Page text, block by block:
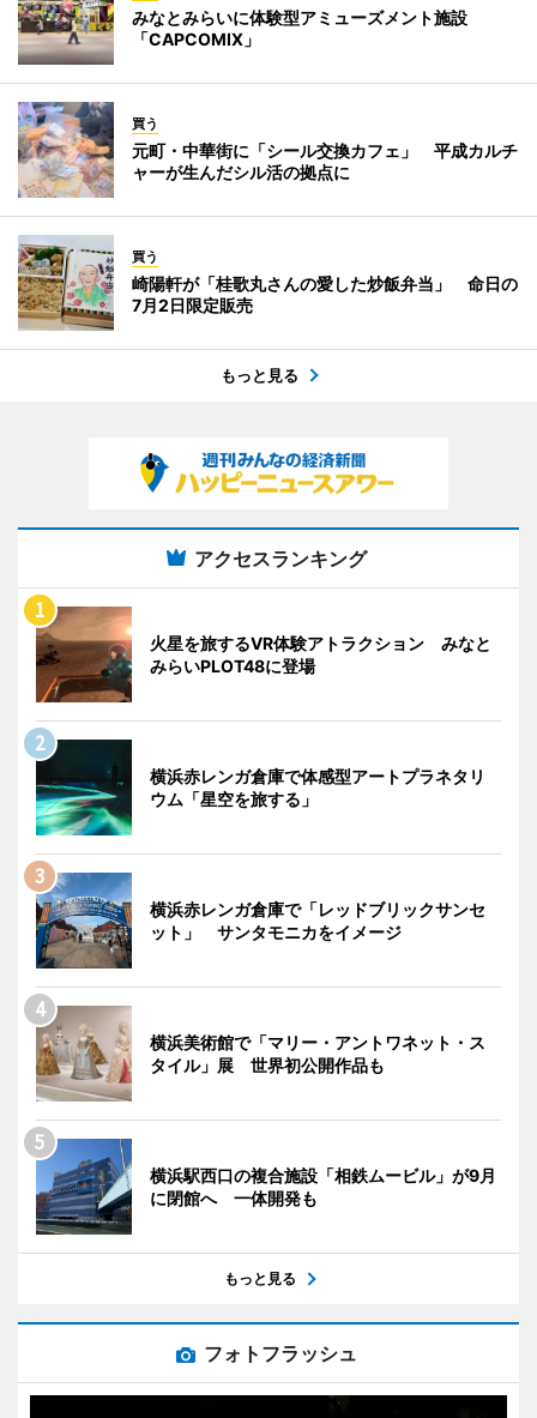
みなとみらいに体験型アミューズメント施設
「CAPCOMIX」
買う
元町・中華街に「シール交換カフェ」 平成カルチ
ャーが生んだシル活の拠点に
買う
崎陽軒が「桂歌丸さんの愛した炒飯弁当」 命日の
7月2日限定販売
もっと見る
アクセスランキング
火星を旅するVR体験アトラクション みなと
みらいPLOT48に登場
横浜赤レンガ倉庫で体感型アートプラネタリ
ウム「星空を旅する」
横浜赤レンガ倉庫で「レッドブリックサンセ
ット」 サンタモニカをイメージ
横浜美術館で「マリー・アントワネット・ス
タイル」展 世界初公開作品も
横浜駅西口の複合施設「相鉄ムービル」が9月
に閉館へ 一体開発も
もっと見る
フォトフラッシュ